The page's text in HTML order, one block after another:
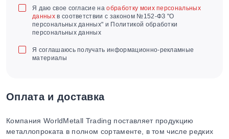
Я даю свое согласие наобработку моих персональных
данныхв соответствии с законом №152-ФЗ "О
персональных данных" и Политикой обработки
персональных данных
Я соглашаюсь получать информационно-рекламные
материалы
Оплата и доставка
Компания WorldMetall Trading поставляет продукцию
металлопроката в полном сортаменте, в том числе редких